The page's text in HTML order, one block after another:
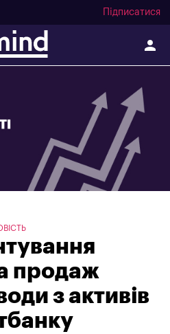
Підписатися
продаж
з активів